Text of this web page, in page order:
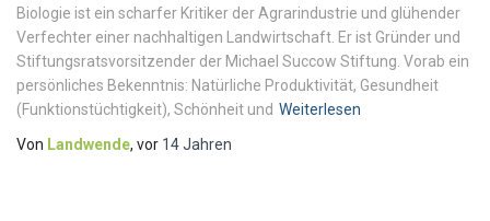
Biologie ist ein scharfer Kritiker der Agrarindustrie und glühender
Verfechter einer nachhaltigen Landwirtschaft. Er ist Gründer und
Stiftungsratsvorsitzender der Michael Succow Stiftung. Vorab ein
persönliches Bekenntnis: Natürliche Produktivität, Gesundheit
(Funktionstüchtigkeit), Schönheit und Weiterlesen
Von Landwende, vor 14 Jahren